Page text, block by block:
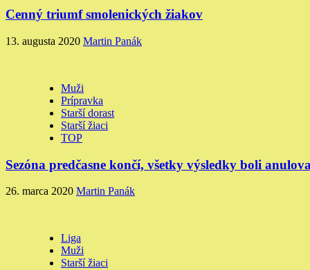
Cenný triumf smolenických žiakov
13. augusta 2020 Martin Panák
Muži
Prípravka
Starší dorast
Starší žiaci
TOP
Sezóna predčasne končí, všetky výsledky boli
26. marca 2020 Martin Panák
Liga
Muži
Starší žiaci